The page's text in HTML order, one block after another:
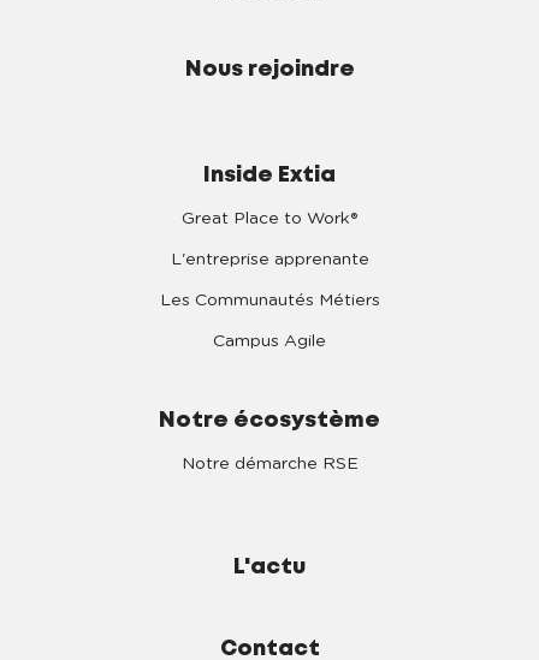
Nous rejoindre
Inside Extia
Great Place to Work®
L'entreprise apprenante
Les Communautés Métiers
Campus Agile
Notre écosystème
Notre démarche RSE
L'actu
Contact